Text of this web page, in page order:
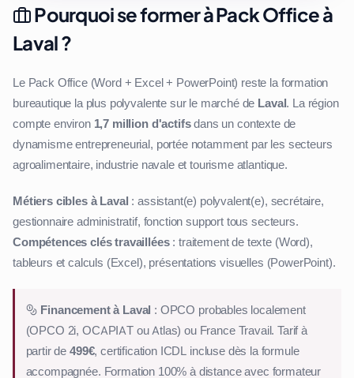
Pourquoi se former à Pack Office à
Laval ?
Le Pack Office (Word + Excel + PowerPoint) reste la formation
bureautique la plus polyvalente sur le marché de Laval. La région
compte environ 1,7 million d'actifsdans un contexte de
dynamisme entrepreneurial, portée notamment par les secteurs
agroalimentaire, industrie navale et tourisme atlantique.
Métiers cibles à Laval : assistant(e) polyvalent(e), secrétaire,
gestionnaire administratif, fonction support tous secteurs.
Compétences clés travaillées: traitement de texte (Word),
tableurs et calculs (Excel), présentations visuelles (PowerPoint).
Financement à Laval : OPCO probables localement
(OPCO 2i, OCAPIAT ou Atlas) ou France Travail. Tarif à
partir de 499€, certification ICDL incluse dès la formule
accompagnée. Formation 100% à distance avec formateur